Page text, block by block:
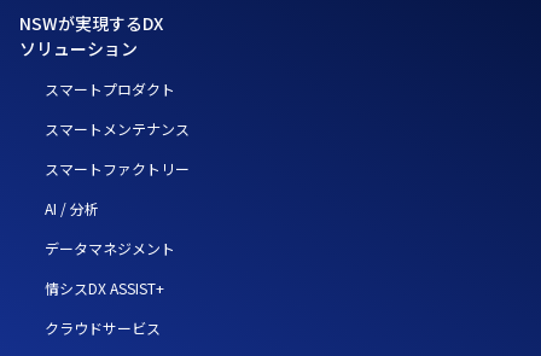
NSWが実現するDX
ソリューション
スマートプロダクト
スマートメンテナンス
スマートファクトリー
AI / 分析
データマネジメント
情シスDX ASSIST+
クラウドサービス